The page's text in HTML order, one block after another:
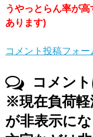
うやっとらん率が
あります)
コメント投稿フォー
コメント
※現在負荷
が非表示に